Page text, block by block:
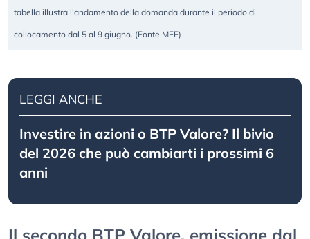
tabella illustra l'andamento della domanda durante il periodo di
collocamento dal 5 al 9 giugno. (Fonte MEF)
LEGGI ANCHE
Investire in azioni o BTP Valore? Il bivio
del 2026 che può cambiarti i prossimi 6
anni
Il secondo BTP Valore, emissione dal